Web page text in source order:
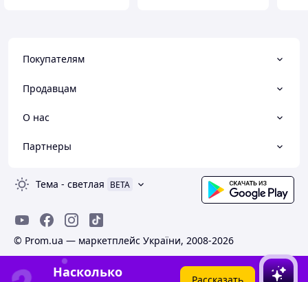
Покупателям
Продавцам
О нас
Партнеры
Тема - светлая BETA
© Prom.ua — маркетплейс України, 2008-2026
Насколько